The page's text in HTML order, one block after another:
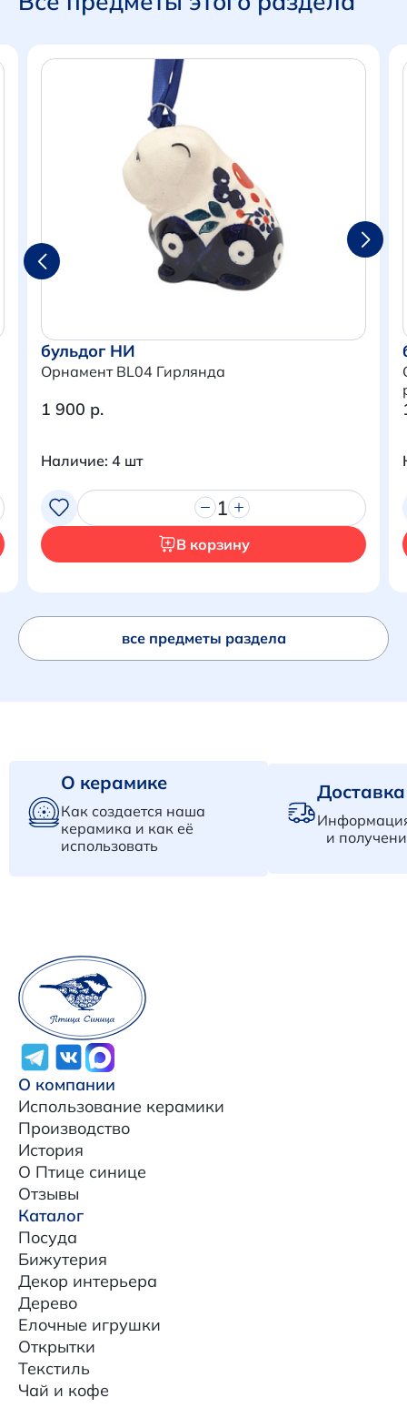
бульдог НИ
Орнамент BL04 Гирлянда
1 900 р.
Наличие: 4 шт
1
В корзину
все предметы раздела
О керамике
Как создается наша
керамика и как её
использовать
и
О компании
Использование керамики
Производство
История
О Птице синице
Отзывы
Каталог
Посуда
Бижутерия
Декор интерьера
Дерево
Елочные игрушки
Открытки
Текстиль
Чай и кофе